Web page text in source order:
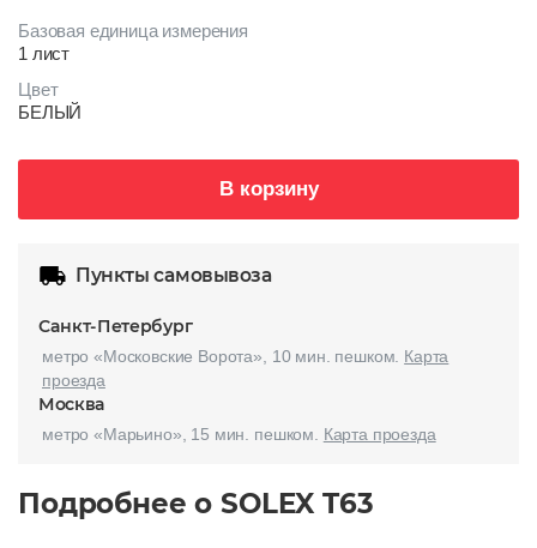
Базовая единица измерения
1 лист
Цвет
БЕЛЫЙ
В корзину
Пункты самовывоза
Санкт-Петербург
метро «Московские Ворота», 10 мин. пешком. Карта
проезда
Москва
метро «Марьино», 15 мин. пешком. Карта проезда
Подробнее о SOLEX T63